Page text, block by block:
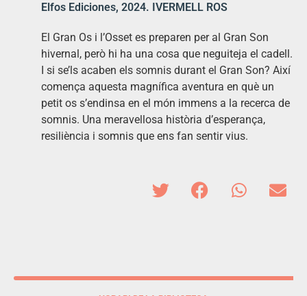
Elfos Ediciones, 2024. IVERMELL ROS
El Gran Os i l’Osset es preparen per al Gran Son
hivernal, però hi ha una cosa que neguiteja el cadell.
I si se’ls acaben els somnis durant el Gran Son? Així
comença aquesta magnífica aventura en què un
petit os s’endinsa en el món immens a la recerca de
somnis. Una meravellosa història d’esperança,
resiliència i somnis que ens fan sentir vius.